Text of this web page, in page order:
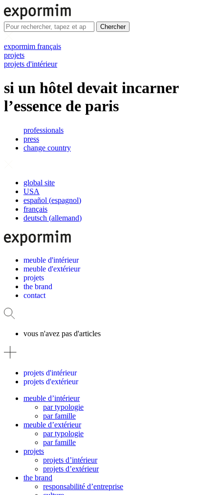
Chercher
expormim français
projets
projets d'intérieur
si un hôtel devait incarner
l’essence de paris
professionals
press
change country
global site
USA
español (espagnol)
français
deutsch (allemand)
meuble d'intérieur
meuble d'extérieur
projets
the brand
contact
vous n'avez pas d'articles
projets d'intérieur
projets d'extérieur
meuble d’intérieur
par typologie
par famille
meuble d’extérieur
par typologie
par famille
projets
projets d’intérieur
projets d’extérieur
the brand
responsabilité d’entreprise